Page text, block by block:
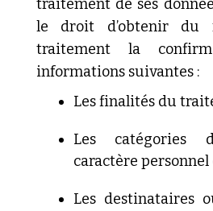
traitement de ses
le droit d’obtenir du
traitement la
informations suivantes :
Lesfinalités du
Les catégories
caractère personnel
Les destinataires